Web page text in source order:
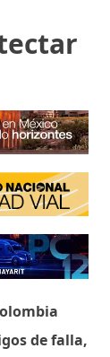
de falla,